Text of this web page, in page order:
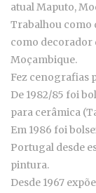
atual Maputo,
Trabalhou como
como decorador
Moçambique.
Fez cenografias
De 1982/85 foi
para cerâmica
Em 1986 foi
Portugal desde
pintura.
Desde 1967